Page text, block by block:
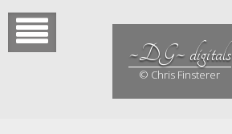
Skip
content
~DG~ digitals
© Chris Finsterer